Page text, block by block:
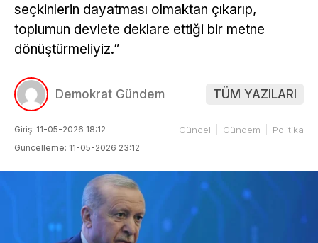
seçkinlerin dayatması olmaktan çıkarıp,
toplumun devlete deklare ettiği bir metne
dönüştürmeliyiz.”
Demokrat Gündem TÜM YAZILARI
Giriş: 11-05-2026 18:12
Güncelleme: 11-05-2026 23:12
Güncel Gündem Politika